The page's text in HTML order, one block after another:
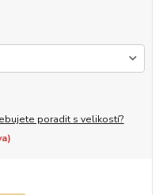
poradit s velikostí?